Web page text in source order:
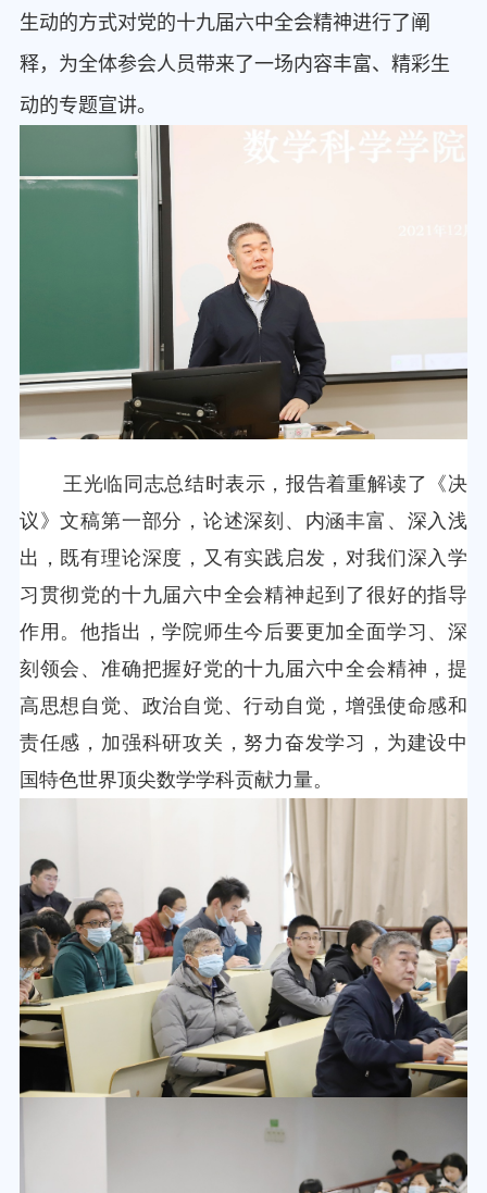
生动的方式对党的十九届六中全会精神进行了阐
释，为全体参会人员带来了一场内容丰富、精彩生
动的专题宣讲。
王光临同志总结时表示，报告着重解读了《决
议》文稿第一部分，论述深刻、内涵丰富、深入浅
出，既有理论深度，又有实践启发，对我们深入学
习贯彻党的十九届六中全会精神起到了很好的指导
作用。他指出，学院师生今后要更加全面学习、深
刻领会、准确把握好党的十九届六中全会精神，提
高思想自觉、政治自觉、行动自觉，增强使命感和
责任感，加强科研攻关，努力奋发学习，为建设中
国特色世界顶尖数学学科贡献力量。